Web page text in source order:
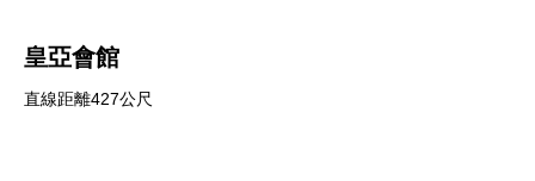
皇亞會館
直線距離427公尺